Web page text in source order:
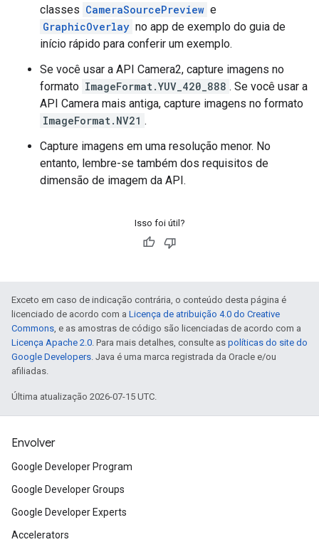
classes CameraSourcePreview e
GraphicOverlay no app de exemplo do guia de
início rápido para conferir um exemplo.
Se você usar a API Camera2, capture imagens no
formato ImageFormat.YUV_420_888 . Se você usar a
API Camera mais antiga, capture imagens no formato
ImageFormat.NV21 .
Capture imagens em uma resolução menor. No
entanto, lembre-se também dos requisitos de
dimensão de imagem da API.
Isso foi útil?
Exceto em caso de indicação contrária, o conteúdo desta página é
licenciado de acordo com a Licença de atribuição 4.0 do Creative
Commons, e as amostras de código são licenciadas de acordo com a
Licença Apache 2.0. Para mais detalhes, consulte as políticas do site do
Google Developers. Java é uma marca registrada da Oracle e/ou
afiliadas.
Última atualização 2026-07-15 UTC.
Envolver
Google Developer Program
Google Developer Groups
Google Developer Experts
Accelerators